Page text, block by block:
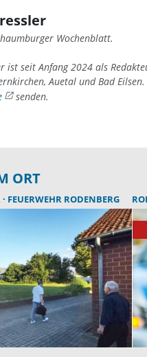
Wochenblatt.
ist seit Anfang 2024 als
Auetal und Bad
senden.
ORT
FEUERWEHR RODENBERG